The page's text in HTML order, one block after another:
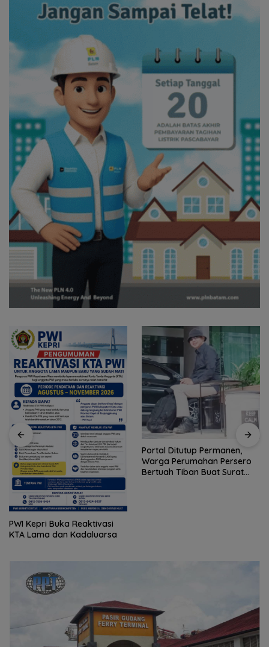
Portal Ditutup Permanen,
Warga Perumahan Persero
Bertuah Tiban Buat Surat
Terbuka
Garuda Terhenti di Pintu